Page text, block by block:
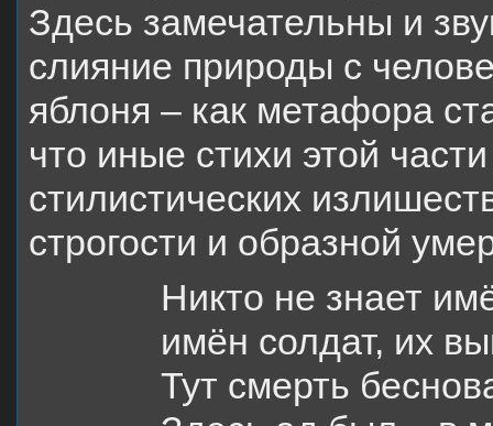
Здесь замечательны и
слияние природы с
яблоня – как метафора
что иные стихи этой
стилистических
строгости и образной
Никто не знает
имён солдат, их
Тут смерть